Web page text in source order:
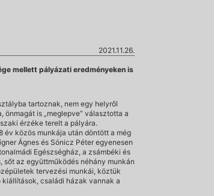
2021.11.26.
mellett pályázati eredményeken is
tartoznak, nem egy helyről
is „meglepve” választotta a
érzéke terelt a pályára.
év közös munkája után döntött a még
Ágnes és Sónicz Péter egyenesen
Egészségház, a zsámbéki és
az együttműködés néhány munkán
tervezési munkái, köztük
családi házak vannak a